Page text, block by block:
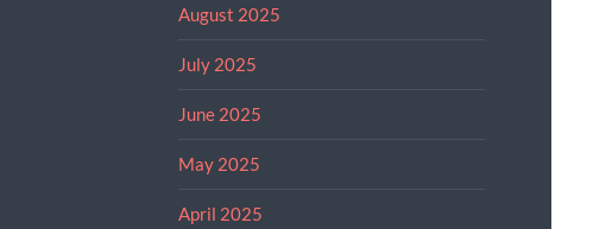
August 2025
July 2025
June 2025
May 2025
April 2025